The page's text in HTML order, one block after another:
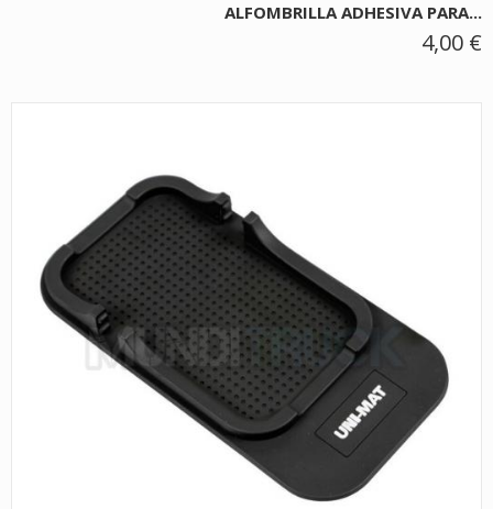
ALFOMBRILLA ADHESIVA PARA...
4,00 €